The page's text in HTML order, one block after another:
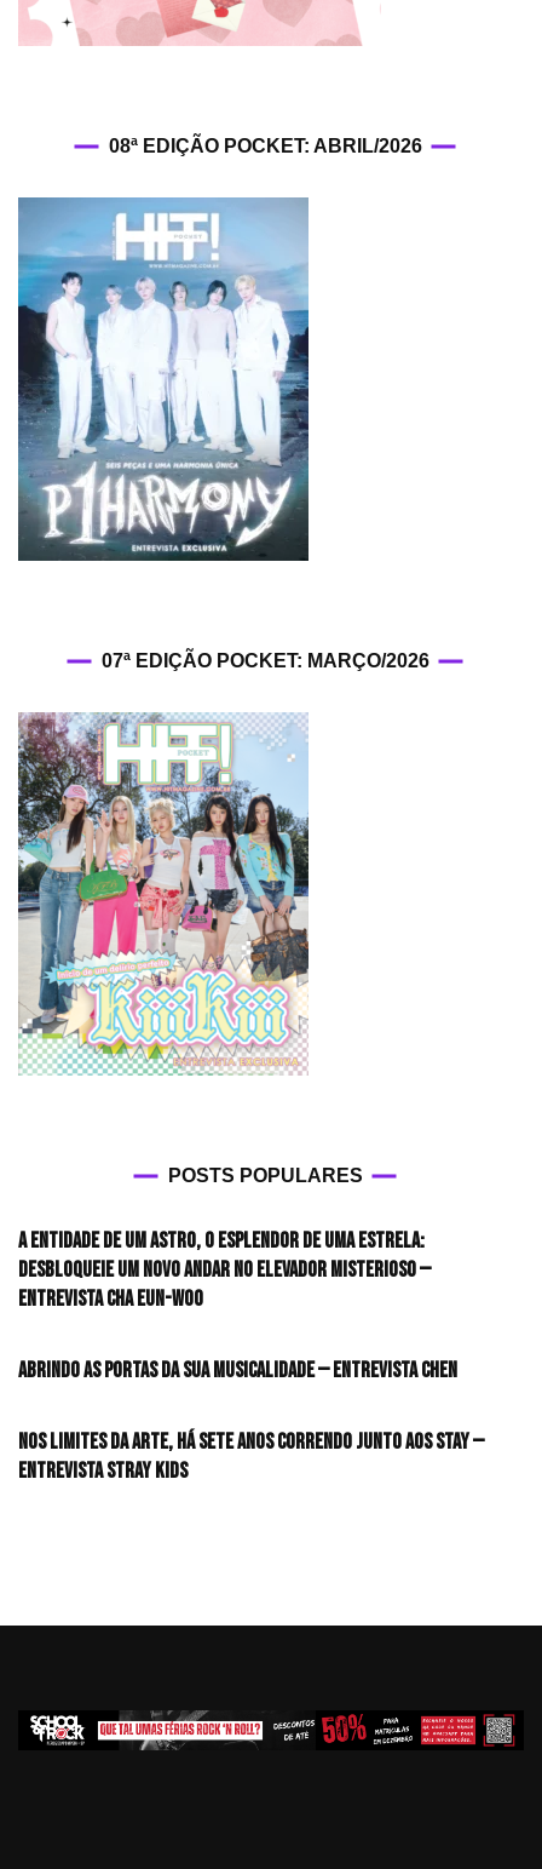
08ª EDIÇÃO POCKET: ABRIL/2026
07ª EDIÇÃO POCKET: MARÇO/2026
POSTS POPULARES
A entidade de um astro, o esplendor de uma estrela:
desbloqueie um novo andar no elevador misterioso —
Entrevista CHA EUN-WOO
Abrindo as portas da sua musicalidade — Entrevista CHEN
Nos limites da arte, há sete anos correndo junto aos STAY —
Entrevista Stray Kids